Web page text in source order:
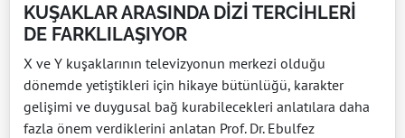
KUŞAKLAR ARASINDA DİZİ TERCİHLERİ
DE FARKLILAŞIYOR
X ve Y kuşaklarının televizyonun merkezi olduğu
dönemde yetiştikleri için hikaye bütünlüğü, karakter
gelişimi ve duygusal bağ kurabilecekleri anlatılara daha
fazla önem verdiklerini anlatan Prof. Dr. Ebulfez